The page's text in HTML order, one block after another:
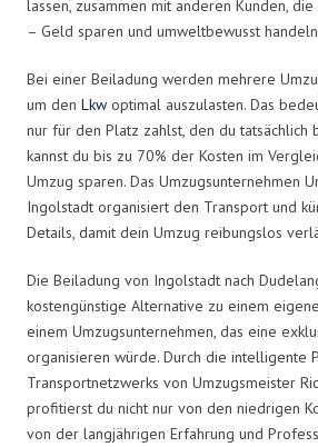
lassen, zusammen mit anderen Kunden,
– Geld sparen und umweltbewusst
Bei einer Beiladung werden mehrere
um den Lkw optimal auszulasten. Das
nur für den Platz zahlst, den du tatsächlich
kannst du bis zu 70% der Kosten im
Umzug sparen. Das Umzugsunternehmen
Ingolstadt organisiert den Transport und
Details, damit dein Umzug reibungslos
Die Beiladung von Ingolstadt nach
kostengünstige Alternative zu einem
einem Umzugsunternehmen, das eine
organisieren würde. Durch die intelligente
Transportnetzwerks von Umzugsmeister
profitierst du nicht nur von den niedrigen
von der langjährigen Erfahrung und